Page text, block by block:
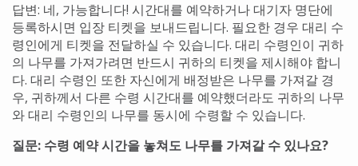
답변: 네, 가능합니다! 시간대를 예약하거나 대기자 명단에
등록하시면 입장 티켓을 보내드립니다. 필요한 경우 대리 수
령인에게 티켓을 전달하실 수 있습니다. 대리 수령인이 귀하
의 나무를 가져가려면 반드시 귀하의 티켓을 제시해야 합니
다. 대리 수령인 또한 자신에게 배정받은 나무를 가져갈 경
우, 귀하께서 다른 수령 시간대를 예약했더라도 귀하의 나무
와 대리 수령인의 나무를 동시에 수령할 수 있습니다.
질문: 수령 예약 시간을 놓쳐도 나무를 가져갈 수 있나요?